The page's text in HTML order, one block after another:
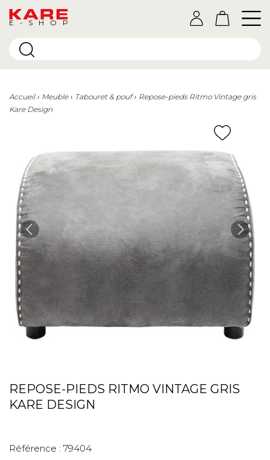
E-SHOP
Accueil Meuble Tabouret & pouf
Repose-pieds Ritmo Vintage gris
Kare Design
REPOSE-PIEDS RITMO VINTAGE GRIS
KARE DESIGN
Référence : 79404